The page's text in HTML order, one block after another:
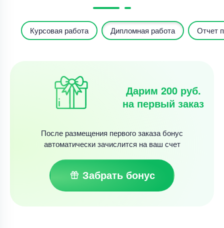
Курсовая работа Дипломная работа Отчет
Дарим 200 руб.
на первый заказ
После размещения первого заказа бонус
автоматически зачислится на ваш счет
Забрать бонус